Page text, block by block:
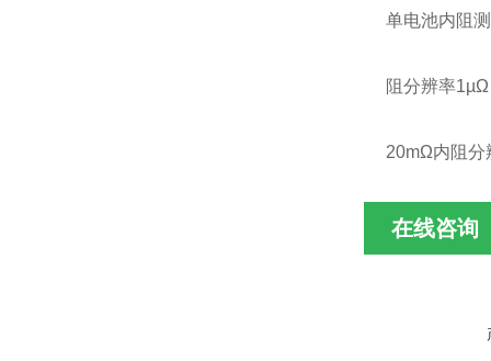
单电池内阻
阻分辨率1µΩ
20mΩ内阻分
在线咨询